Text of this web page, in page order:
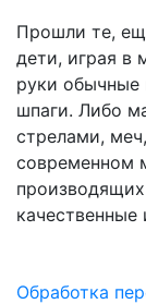
Прошли те,
дети, играя в
руки обычные
шпаги. Либо
стрелами,
современном
качественные
Обработка